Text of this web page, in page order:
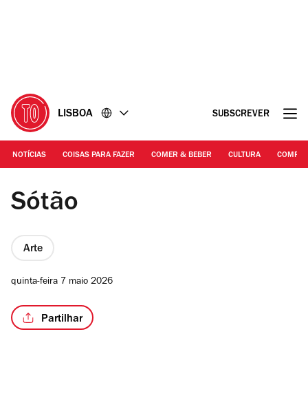
LISBOA SUBSCREVER
NOTÍCIAS COISAS PARA FAZER COMER & BEBER CULTURA
DR
Sótão
Arte
quinta-feira 7 maio 2026
Partilhar